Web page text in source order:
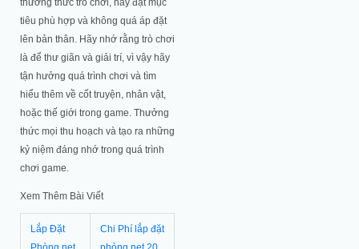
thưởng thức trò chơi, hãy đặt mục
tiêu phù hợp và không quá áp đặt
lên bản thân. Hãy nhớ rằng trò chơi
là để thư giãn và giải trí, vì vậy hãy
tận hưởng quá trình chơi và tìm
hiểu thêm về cốt truyện, nhân vật,
hoặc thế giới trong game. Thưởng
thức mọi thu hoạch và tạo ra những
kỷ niệm đáng nhớ trong quá trình
chơi game.
Xem Thêm Bài Viết
Lắp Đặt
Chi Phí lắp đặt